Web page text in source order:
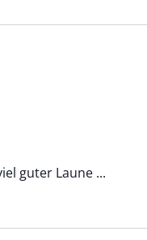
guter Laune ...